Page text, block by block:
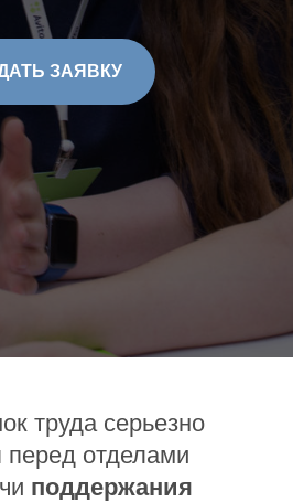
ЗАЯВКУ
труда серьезно
перед отделами
поддержания